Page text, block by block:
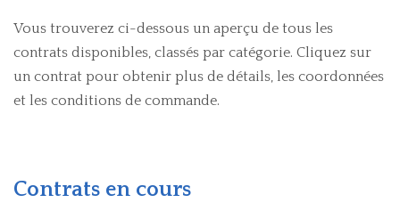
Vous trouverez ci-dessous un aperçu de tous les
contrats disponibles, classés par catégorie. Cliquez sur
un contrat pour obtenir plus de détails, les coordonnées
et les conditions de commande.
Contrats en cours